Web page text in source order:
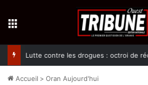
Accueil > Oran Aujourd'hui